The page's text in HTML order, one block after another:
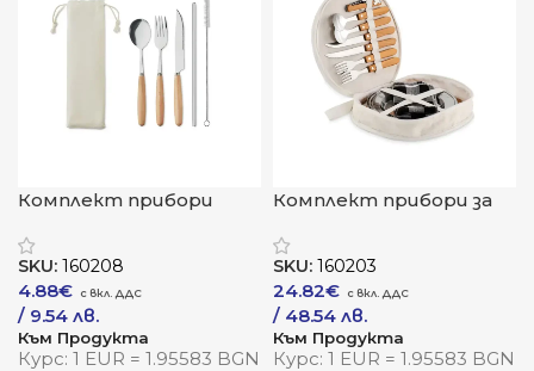
Комплект прибори
SKU: 160208
4.88€
/ 9.54 лв.
Към Продукта
Курс: 1 EUR = 1.95583 BGN
Комплект прибори за
SKU: 160203
24.82€
/ 48.54 лв.
Към Продукта
Курс: 1 EUR = 1.95583 BGN